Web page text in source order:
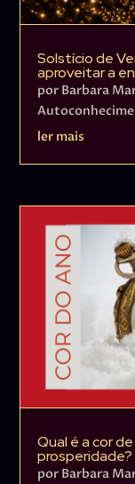
Solstício de
aproveitar a
por Barbara
ler mais
Qual é a cor
prosperidade?
por Barbara